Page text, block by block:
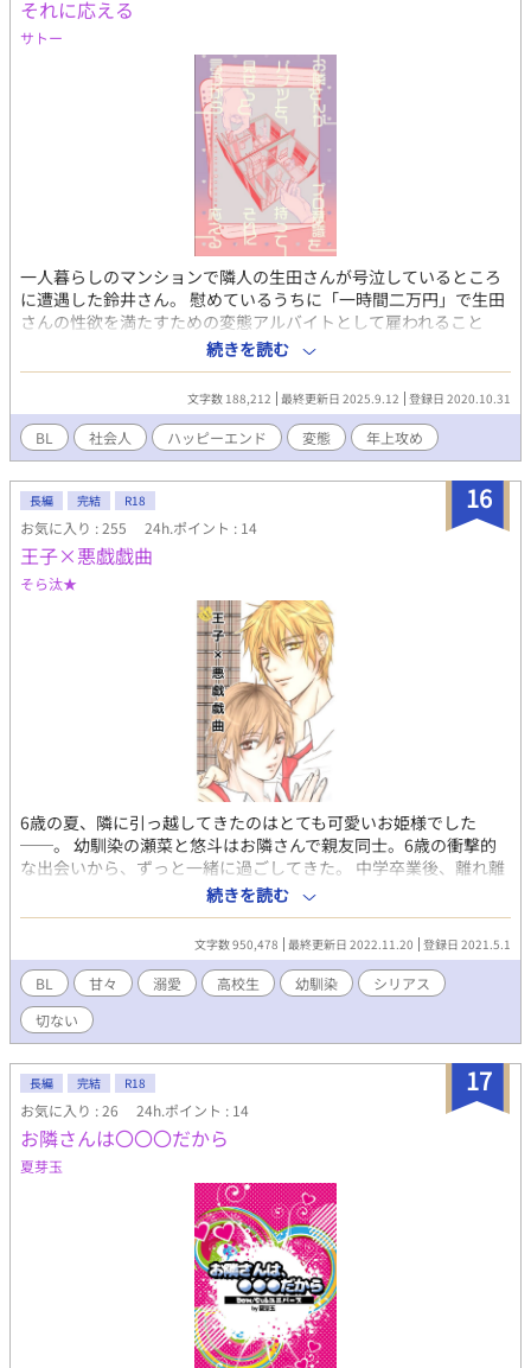
それに応える
サトー
一人暮らしのマンションで隣人の生田さんが号泣しているところ
に遭遇した鈴井さん。 慰めているうちに「一時間二万円」で生田
さんの性欲を満たすための変態アルバイトとして雇われること
に。 キモイのに気持ちがいいことばかりしてくる生田さんに応え
ようと、必死になっている鈴井さんの心境にも少しずつ変化が訪
れる。 イケメン変態サラリーマンの攻めと、小型犬似の可愛いガ
テン系の受けと、守銭奴系女王様の元カレのお話しです。 ※性描
写があるお話しにはサブタイトルに★マークがついています。 こ
の作品はムーンライトノベルズにも投稿しています。 表紙：ころ
も様
続きを読む
文字数 188,212 最終更新日 2025.9.12 登録日 2020.10.31
BL 社会人 ハッピーエンド 変態 年上攻め
16
長編 完結 R18
お気に入り : 255 24h.ポイント : 14
王子×悪戯戯曲
そら汰★
6歳の夏、隣に引っ越してきたのはとても可愛いお姫様でした
──。 幼馴染の瀬菜と悠斗はお隣さんで親友同士。6歳の衝撃的
な出会いから、ずっと一緒に過ごしてきた。 中学卒業後、離れ離
れになるかと思いきや、同じ高校に入学し平凡な日々を送ってい
た。高校1年の夏、瀬菜はクラスメイトの3馬鹿トリオから誕生日
プレゼントを贈られる。家に帰りプレゼントを開封すると──。
爽やかイケメン王子と平凡？鈍感君の、甘くてちょっぴり切ない
物語。 イチャイチャ甘々溺愛で糖分多め。 ラブコメ、ほのぼの、
シリアスもあり。 高校生編〜大学生編の長編となります。 ❥表現
が露骨なものが多いので、苦手な方はお控えください。 ❥ページ
にR18などの表記はしておりませんので、ご注意ください。 ❥ほ
かサイトで完結済み作品を、大幅に加筆修正した改稿版とりなり
ます。 ❥本編完結後の番外編は、アルファポリス様のみで掲載し
てます。
続きを読む
文字数 950,478 最終更新日 2022.11.20 登録日 2021.5.1
BL 甘々 溺愛 高校生 幼馴染
シリアス
切ない
17
長編 完結 R18
お気に入り : 26 24h.ポイント : 14
お隣さんは〇〇〇だから
夏芽玉